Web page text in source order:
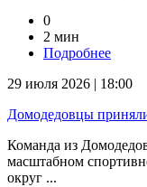
0
2 мин
Подробнее
29 июля 2026 | 18:00
Домодедовцы
Команда из
масштабном
округ ...